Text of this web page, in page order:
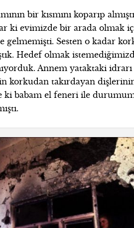
bir kısmını koparıp
ki evimizde bir arada olmak
gelmemişti. Sesten o kadar
Hedef olmak
Annem yataktaki
korkudan takırdayan
ki babam el feneri ile